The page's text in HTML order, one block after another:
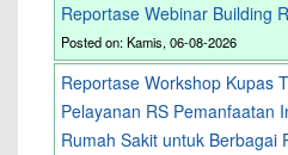
Reportase Webinar Building
Posted on: Kamis, 06-08-2026
Reportase Workshop Kupas
Pelayanan RS Pemanfaatan
Rumah Sakit untuk Berbagai